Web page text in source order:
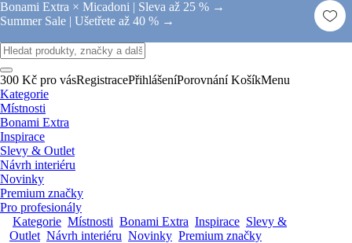
Bonami Extra × Micadoni | Sleva až 25 % →
Summer Sale | Ušetřete až 40 % →
300 Kč pro vásRegistracePřihlášeníPorovnání KošíkMenu
Kategorie
Místnosti
Bonami Extra
Inspirace
Slevy & Outlet
Návrh interiéru
Novinky
Premium značky
Pro profesionály
Kategorie Místnosti Bonami Extra Inspirace Slevy &
Outlet Návrh interiéru Novinky Premium značky